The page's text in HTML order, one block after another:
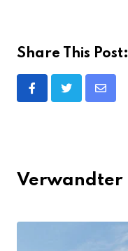
Share This Post:
Share
Verwandter